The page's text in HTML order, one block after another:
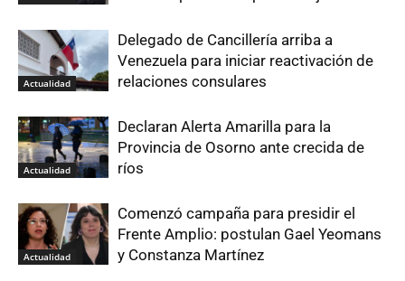
Actualidad
Delegado de Cancillería arriba a
Venezuela para iniciar reactivación de
relaciones consulares
Actualidad
Declaran Alerta Amarilla para la
Provincia de Osorno ante crecida de
ríos
Actualidad
Comenzó campaña para presidir el
Frente Amplio: postulan Gael Yeomans
y Constanza Martínez